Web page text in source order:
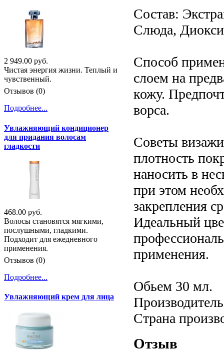
Состав:
Слюда,
Способ
слоем на
кожу.
ворса.
Советы
плотность
наносить в
при этом
закрепления
Идеальный
применения.
Обьем 30 мл.
Страна
Отзыв
2 949.00 руб.
Чистая энергия жизни. Теплый и
чувственный.
Отзывов (0)
Подробнее...
Увлажняющий кондиционер
для придания волосам
гладкости
468.00 руб.
Волосы становятся мягкими,
послушными, гладкими.
Подходит для ежедневного
применения.
Отзывов (0)
Подробнее...
Увлажняющий крем для лица